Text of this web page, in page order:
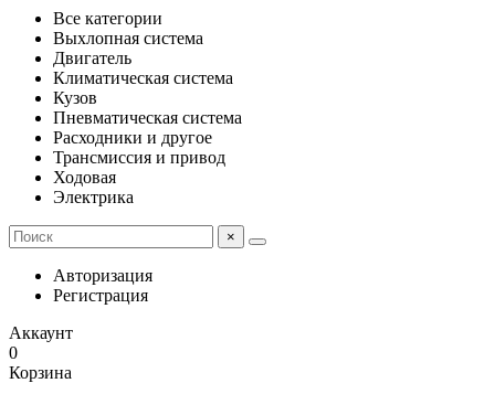
Все категории
Выхлопная система
Двигатель
Климатическая система
Кузов
Пневматическая система
Расходники и другое
Трансмиссия и привод
Ходовая
Электрика
×
Авторизация
Регистрация
Аккаунт
0
Корзина